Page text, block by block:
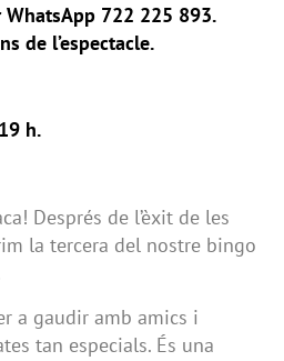
WhatsApp 722 225 893.
de l’espectacle.
h.
Després de l’èxit de les
la tercera del nostre bingo
a gaudir amb amics i
tan especials. És una